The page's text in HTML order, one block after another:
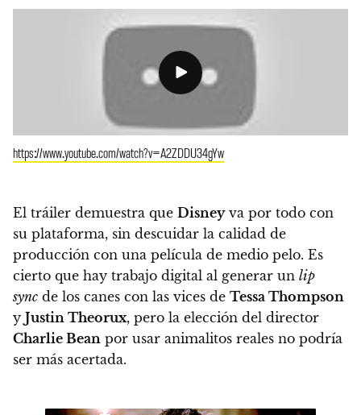
https://www.youtube.com/watch?v=A2ZDDU34gYw
El tráiler demuestra que Disneyva por todo con
su plataforma, sin descuidar la calidad de
producción con una película de medio pelo. Es
cierto que hay trabajo digital al generar un lip
sync de los canes con las vices de Tessa Thompson
y Justin Theorux, pero la elección del director
Charlie Bean por usar animalitos reales no podría
ser más acertada.